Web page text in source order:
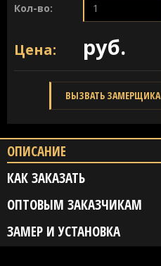
Кол-во:
Цена: руб.
ВЫЗВАТЬ ЗАМЕРЩИКА
ОПИСАНИЕ
КАК ЗАКАЗАТЬ
ОПТОВЫМ ЗАКАЗЧИКАМ
ЗАМЕР И УСТАНОВКА